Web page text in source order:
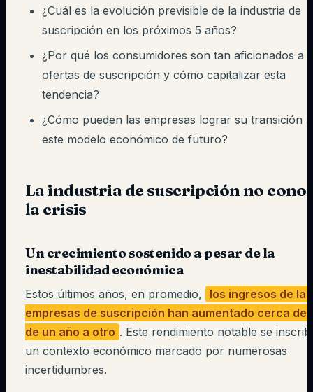
¿Cuál es la evolución previsible de la industria de
suscripción en los próximos 5 años?
¿Por qué los consumidores son tan aficionados a
ofertas de suscripción y cómo capitalizar esta
tendencia?
¿Cómo pueden las empresas lograr su transición
este modelo económico de futuro?
La industria de suscripción no
la crisis
Un crecimiento sostenido a pesar de la
inestabilidad económica
Estos últimos años, en promedio,
los ingresos de las
empresas de suscripción han aumentado cerca del
de un año a otro . Este rendimiento notable se
un contexto económico marcado por numerosas
incertidumbres.